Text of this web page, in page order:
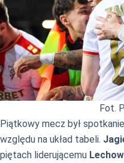
Fot.
Piątkowy mecz był
względu na układ tabeli.
piętach liderującemu